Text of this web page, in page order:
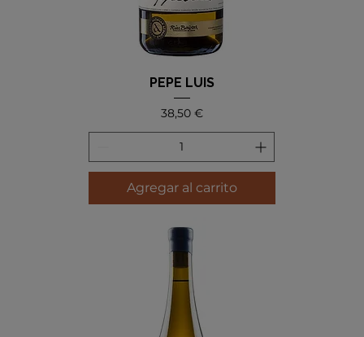
PEPE LUIS
Precio
38,50 €
Agregar al carrito